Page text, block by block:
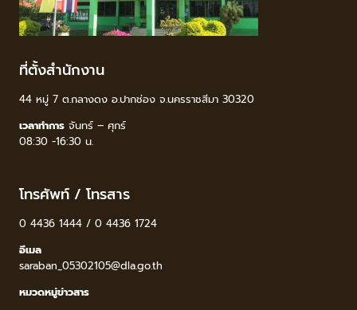
ที่ตั้งสำนักงาน
44 หมู่ 7 ต.กลางดง อ.ปากช่อง จ.นครราชสีมา 30320
เวลาทำการ จันทร์ – ศุกร์
08:30 -16:30 น.
โทรศัพท์ / โทรสาร
0 4436 1444 / 0 4436 1724
อีเมล
saraban_05302105@dla.go.th
หมวดหมู่ข่าวสาร